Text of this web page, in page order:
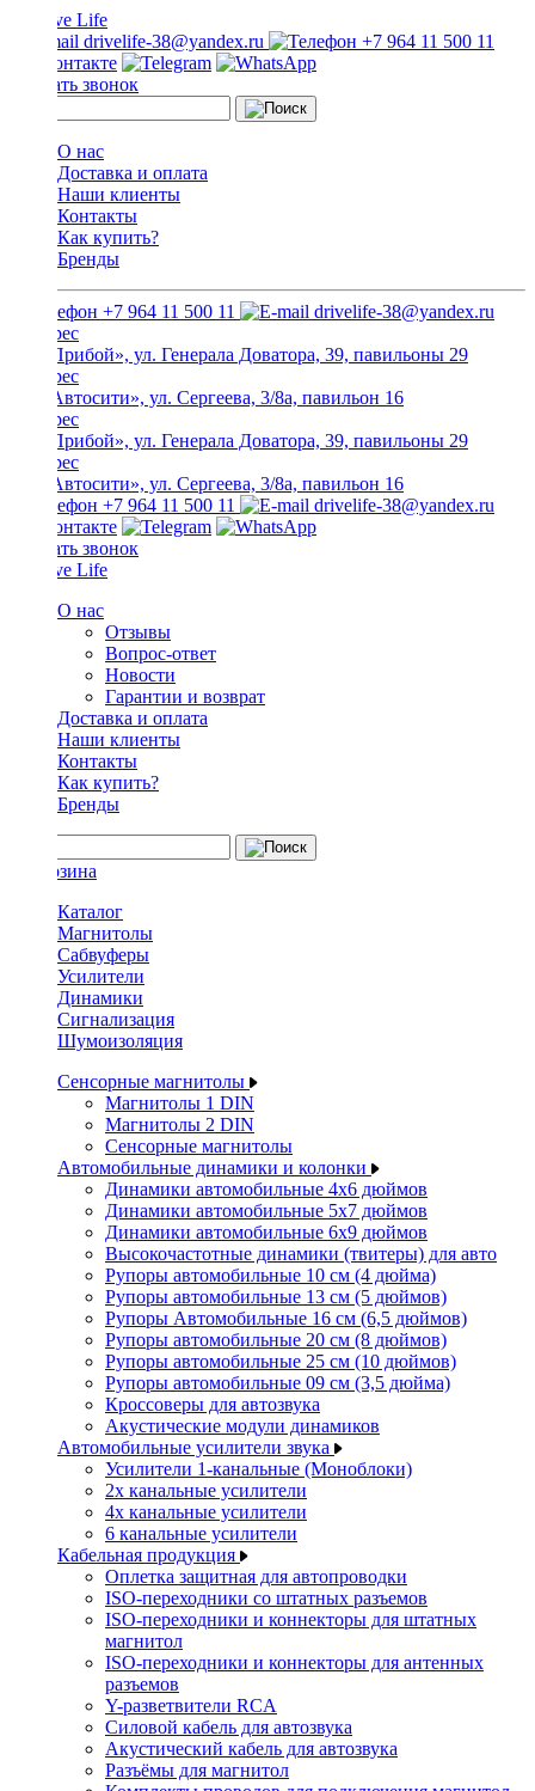
drivelife-38@yandex.ru +7 964 11 500 11
Заказать звонок
О нас
Доставка и оплата
Наши клиенты
Контакты
Как купить?
Бренды
+7 964 11 500 11 drivelife-38@yandex.ru
ТЦ «Прибой», ул. Генерала Доватора, 39, павильоны 29
ТЦ «Автосити», ул. Сергеева, 3/8а, павильон 16
ТЦ «Прибой», ул. Генерала Доватора, 39, павильоны 29
ТЦ «Автосити», ул. Сергеева, 3/8а, павильон 16
+7 964 11 500 11
drivelife-38@yandex.ru
Заказать звонок
О нас
Отзывы
Вопрос-ответ
Новости
Гарантии и возврат
Доставка и оплата
Наши клиенты
Контакты
Как купить?
Бренды
Каталог
Магнитолы
Сабвуферы
Усилители
Динамики
Сигнализация
Шумоизоляция
Сенсорные магнитолы
Магнитолы 1 DIN
Магнитолы 2 DIN
Сенсорные магнитолы
Автомобильные динамики и колонки
Динамики автомобильные 4x6 дюймов
Динамики автомобильные 5x7 дюймов
Динамики автомобильные 6x9 дюймов
Высокочастотные динамики (твитеры) для авто
Рупоры автомобильные 10 см (4 дюйма)
Рупоры автомобильные 13 см (5 дюймов)
Рупоры Автомобильные 16 см (6,5 дюймов)
Рупоры автомобильные 20 см (8 дюймов)
Рупоры автомобильные 25 см (10 дюймов)
Рупоры автомобильные 09 см (3,5 дюйма)
Кроссоверы для автозвука
Акустические модули динамиков
Автомобильные усилители звука
Усилители 1-канальные (Моноблоки)
2х канальные усилители
4х канальные усилители
6 канальные усилители
Кабельная продукция
Оплетка защитная для автопроводки
ISO-переходники со штатных разъемов
ISO-переходники и коннекторы для штатных
магнитол
ISO-переходники и коннекторы для антенных
разъемов
Y-разветвители RCA
Силовой кабель для автозвука
Акустический кабель для автозвука
Разъёмы для магнитол